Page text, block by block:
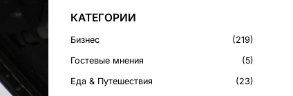
КАТЕГОРИИ
Бизнес
219
Гостевые мнения
5
Еда & Путешествия
23